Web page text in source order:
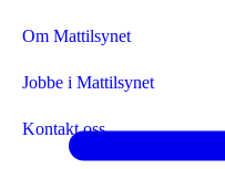
Om Mattilsynet
Jobbe i Mattilsynet
Kontakt oss